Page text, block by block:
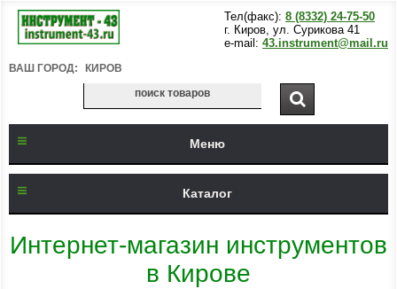
Тел(факс): 8 (8332) 24-75-50
г. Киров, ул. Сурикова 41
e-mail: 43.instrument@mail.ru
ВАШ ГОРОД: КИРОВ
Меню
Каталог
Интернет-магазин инструментов
в Кирове